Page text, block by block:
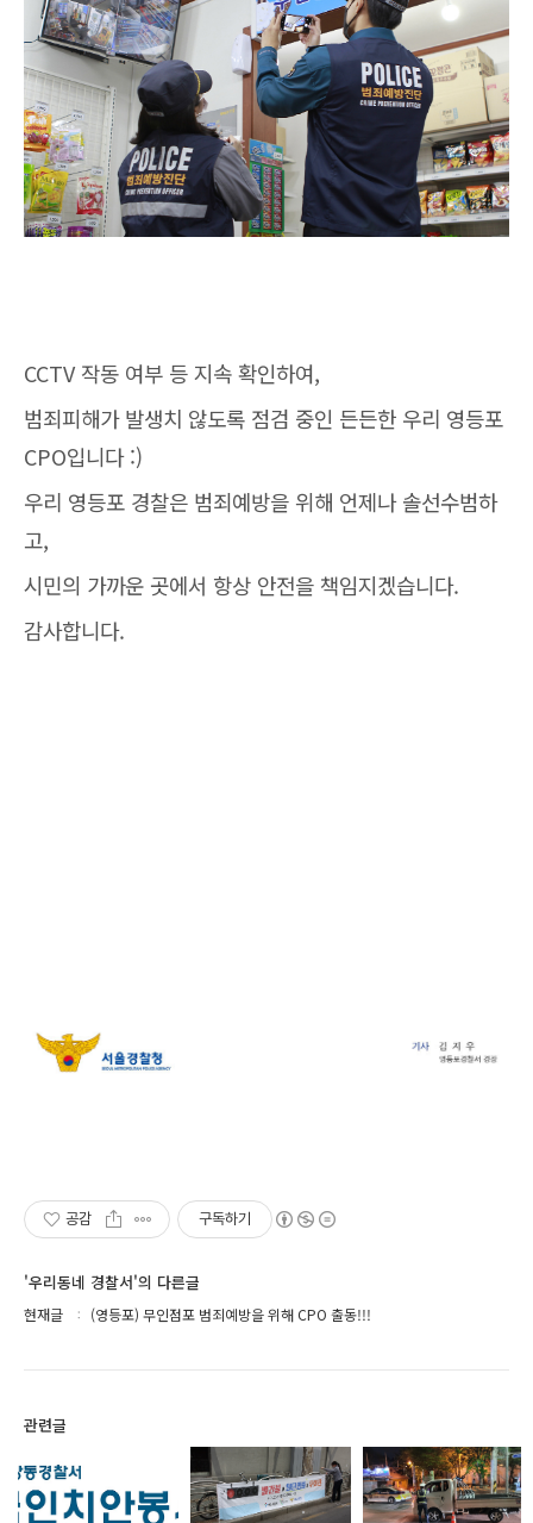
CCTV 작동 여부 등 지속 확인하여,
범죄피해가 발생치 않도록 점검 중인 든든한 우리 영등포
CPO입니다 :)
우리 영등포 경찰은 범죄예방을 위해 언제나 솔선수범하
고,
시민의 가까운 곳에서 항상 안전을 책임지겠습니다.
감사합니다.
공감 구독하기
'우리동네 경찰서'의 다른글
현재글 (영등포) 무인점포 범죄예방을 위해 CPO 출동!!!
관련글